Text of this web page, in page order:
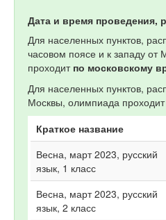
Дата и время проведения,
Для населенных пунктов,
часовом поясе и к западу
проходит по московскому
Для населенных пунктов,
Москвы, олимпиада проходит
Краткое название
Весна, март 2023, русский
язык, 1 класс
Весна, март 2023, русский
язык, 2 класс